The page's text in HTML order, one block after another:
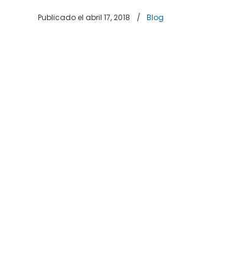
Publicado el abril 17, 2018 / Blog